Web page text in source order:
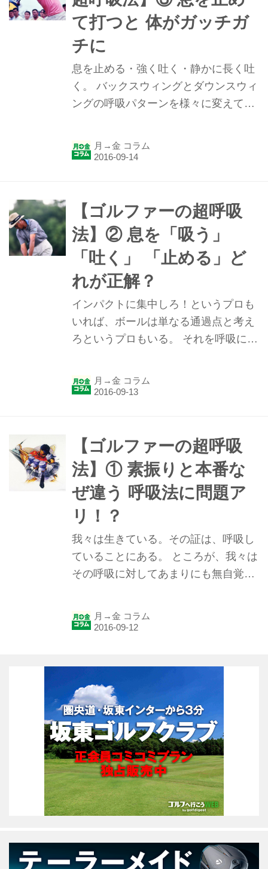
ングの呼吸パターンを様々に変えてみ
る。そうするとショットの内容がどう
変化するのか？考えられる限りの実験
と、興味深い事実が浮き上がってき
た。まず息を止めた場合は……。 実験
指導／白石豊（福島大学助教授・当
て打つと 体がガッチガ
チに
息を止める・強く吐く・静かに長く吐
く。 バックスウィングとダウンスウィ
ングの呼吸パターンを様々に変えてみ
を試みた。 ショットデータを検討する
指導／白石豊（福島大学助教授・当
時） 実験アドバイス／平山昌弘（当
時） 試打／冨永浩プロ 例えばアドレ
スで十分に吸って 息を止めてスタート
すると… １打目はバランスを崩してヒ
イミングは早くなった。 アドレスで完
全に吐いて 息を止めてスタートする
と… 飛距離はそん色ないが、明らかに
月→金 コラム
【ゴルファーの超呼吸
法】② 息を「吸う」
「吐く」 「止める」ど
れが正解？
インパクトに集中しろ！というプロも
いれば、ボールは単なる通過点と考え
ろというプロもいる。 それを呼吸に置
か、というスタイルの違いになるの
い。 アドレスで息を吸って その後３
秒ほど息を吐く プロに息を吸うのか吐
くのか止めるのか、質問してみた。 ア
ドレスの前に体の空気を全部吐きだ
し、ゆっくり吸いながら構える。そし
は考えてはいません（田中秀道） スウ
ィング中、息を止めながらも、吐きな
がらも振ることがある。 その時、その
月→金 コラム
【ゴルファーの超呼吸
法】① 素振りと本番な
ぜ違う 呼吸法に問題ア
リ！？
我々は生きている。その証は、呼吸し
ていることにある。 ところが、我々は
その呼吸に対してあまりにも無自覚す
これまで、人間をロボット扱いしたメ
いる人間の存在を阻害しすぎてい
た…。言うまでもなく、打つのは生き
て呼吸している人間である。 体の内側
からスウィングを考えていくと、数多
くの重要なヒントが現れてきたのであ
る。 （１９９７年Choice９月号より抜
粋） スポーツの常識としての 呼吸法
を考える 本題に入る前に、まずスポ
月→金 コラム